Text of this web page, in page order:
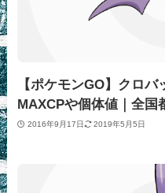
【ポケモンGO】クロ
MAXCPや個体値｜全国
2016年9月17日 2019年5月5日